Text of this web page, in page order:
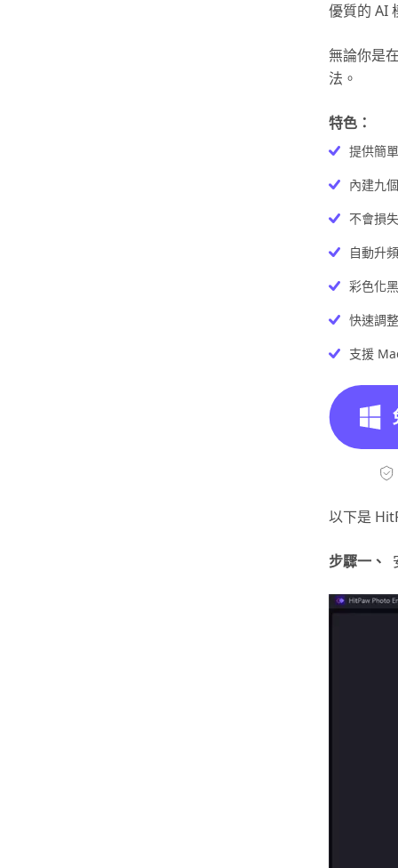
優質的 AI
無論你是
法。
特色：
提供簡
內建九
不會損
自動升
彩色化
快速調
支援
以下是
步驟一、